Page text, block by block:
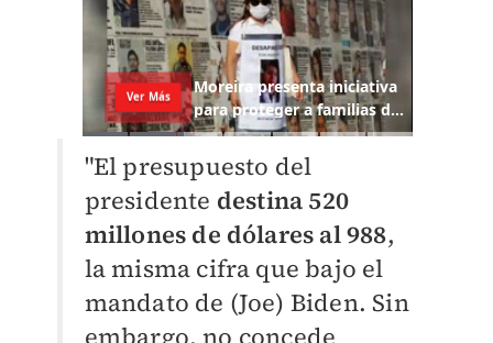
"El presupuesto del
presidente destina 520
millones de dólares al 988,
la misma cifra que bajo el
mandato de (Joe) Biden. Sin